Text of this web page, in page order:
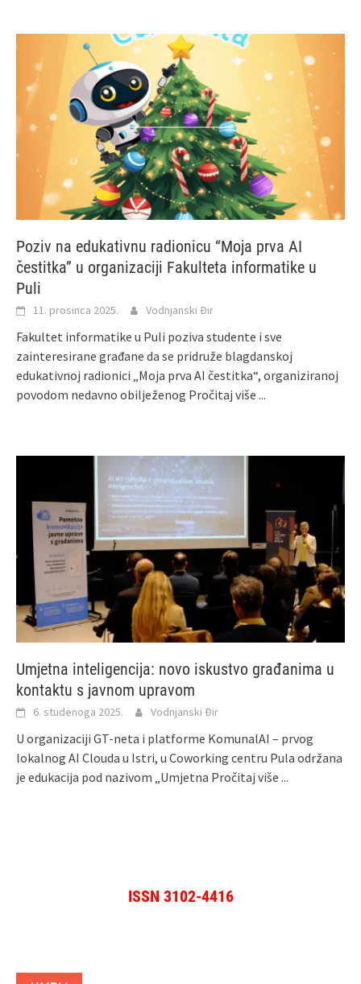
Poziv na edukativnu radionicu “Moja prva AI
čestitka” u organizaciji Fakulteta informatike u
Puli
11. prosinca 2025. Vodnjanski Đir
Fakultet informatike u Puli poziva studente i sve
zainteresirane građane da se pridruže blagdanskoj
edukativnoj radionici „Moja prva AI čestitka“, organiziranoj
povodom nedavno obilježenog Pročitaj više ...
Umjetna inteligencija: novo iskustvo građanima u
kontaktu s javnom upravom
6. studenoga 2025. Vodnjanski Đir
U organizaciji GT-neta i platforme KomunalAI – prvog
lokalnog AI Clouda u Istri, u Coworking centru Pula održana
je edukacija pod nazivom „Umjetna Pročitaj više ...
ISSN 3102-4416